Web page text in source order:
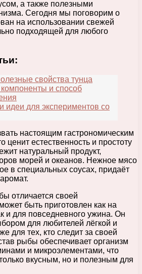
а также полезными
Сегодня мы поговорим о
на использовании свежей
подходящей для любого
свойства тунца
и способ
идеи для экспериментов со
настоящим гастрономическим
ценит естественность и простоту
натуральный продукт,
морей и океанов. Нежное мясо
в специальных соусах, придаёт
отличается своей
быть приготовлен как на
и для повседневного ужина. Он
для любителей лёгкой и
для тех, кто следит за своей
рыбы обеспечивает организм
и микроэлементами, что
вкусным, но и полезным для